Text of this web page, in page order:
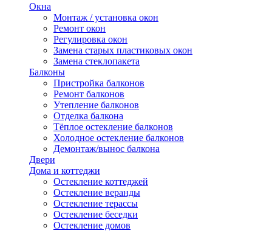
Окна
Монтаж / установка окон
Ремонт окон
Регулировка окон
Замена старых пластиковых окон
Замена стеклопакета
Балконы
Пристройка балконов
Ремонт балконов
Утепление балконов
Отделка балкона
Тёплое остекление балконов
Холодное остекление балконов
Демонтаж/вынос балкона
Двери
Дома и коттеджи
Остекление коттеджей
Остекление веранды
Остекление терассы
Остекление беседки
Остекление домов